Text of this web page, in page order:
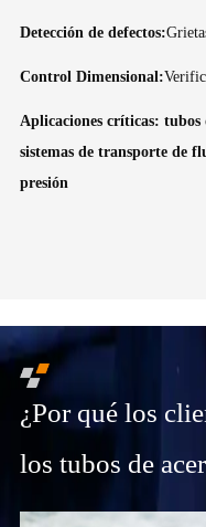
Detección de defectos:
Control Dimensional:
Aplicaciones críticas: tubos
sistemas de transporte de
presión
¿Por qué los
los tubos de